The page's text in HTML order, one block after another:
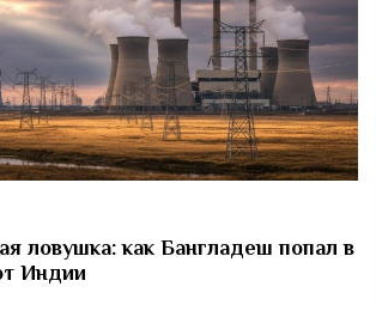
ловушка: как Бангладеш попал в
Индии